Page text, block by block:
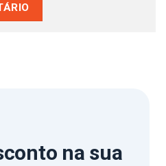
na sua